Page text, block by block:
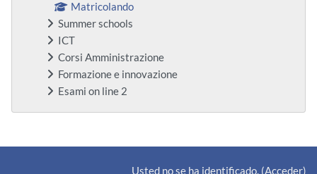
Matricolando
Summer schools
ICT
Corsi Amministrazione
Formazione e innovazione
Esami on line 2
Bloques suplementarios
Usted no se ha identificado. (Acceder)